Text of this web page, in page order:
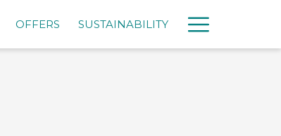
OFFERS SUSTAINABILITY Más
link